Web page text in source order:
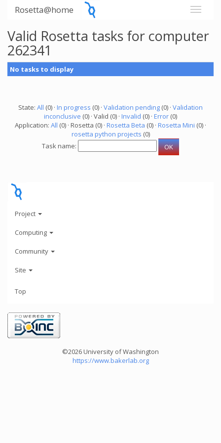
Rosetta@home
Valid Rosetta tasks for computer
262341
No tasks to display
State: All (0) · In progress (0) · Validation pending (0) · Validation
inconclusive (0) · Valid (0) · Invalid (0) · Error (0)
Application: All (0) · Rosetta (0) · Rosetta Beta (0) · Rosetta Mini (0) ·
rosetta python projects (0)
Task name:
Project
Computing
Community
Site
Top
©2026 University of Washington
https://www.bakerlab.org